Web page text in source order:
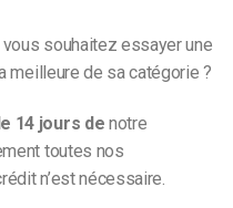
souhaitez essayer une
meilleure de sa catégorie ?
14 jours de notre
toutes nos
n’est nécessaire.